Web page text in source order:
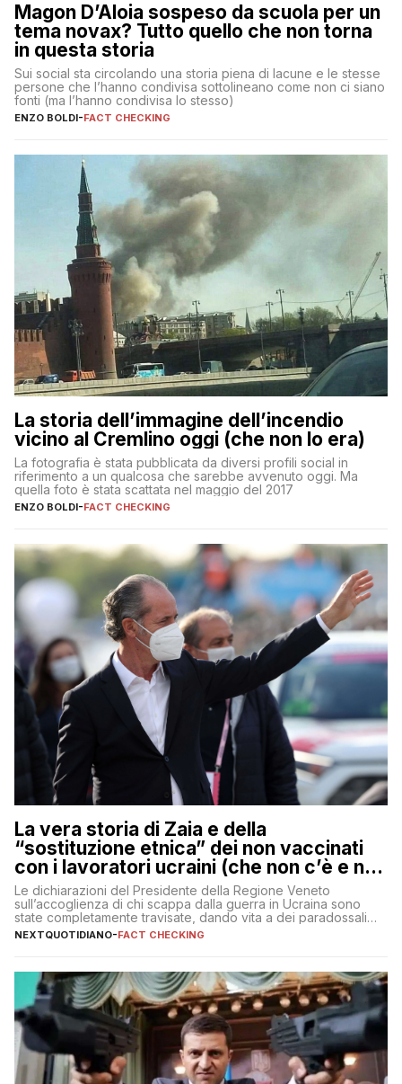
Magon D’Aloia sospeso da scuola per un
tema novax? Tutto quello che non torna
in questa storia
Sui social sta circolando una storia piena di lacune e le stesse
persone che l’hanno condivisa sottolineano come non ci siano
fonti (ma l’hanno condivisa lo stesso)
ENZO BOLDI-FACT CHECKING
La storia dell’immagine dell’incendio
vicino al Cremlino oggi (che non lo era)
La fotografia è stata pubblicata da diversi profili social in
riferimento a un qualcosa che sarebbe avvenuto oggi. Ma
quella foto è stata scattata nel maggio del 2017
ENZO BOLDI-FACT CHECKING
La vera storia di Zaia e della
“sostituzione etnica” dei non vaccinati
con i lavoratori ucraini (che non c’è e non
ci sarà)
Le dichiarazioni del Presidente della Regione Veneto
sull’accoglienza di chi scappa dalla guerra in Ucraina sono
state completamente travisate, dando vita a dei paradossali
falsi che girano sui social
NEXTQUOTIDIANO-FACT CHECKING